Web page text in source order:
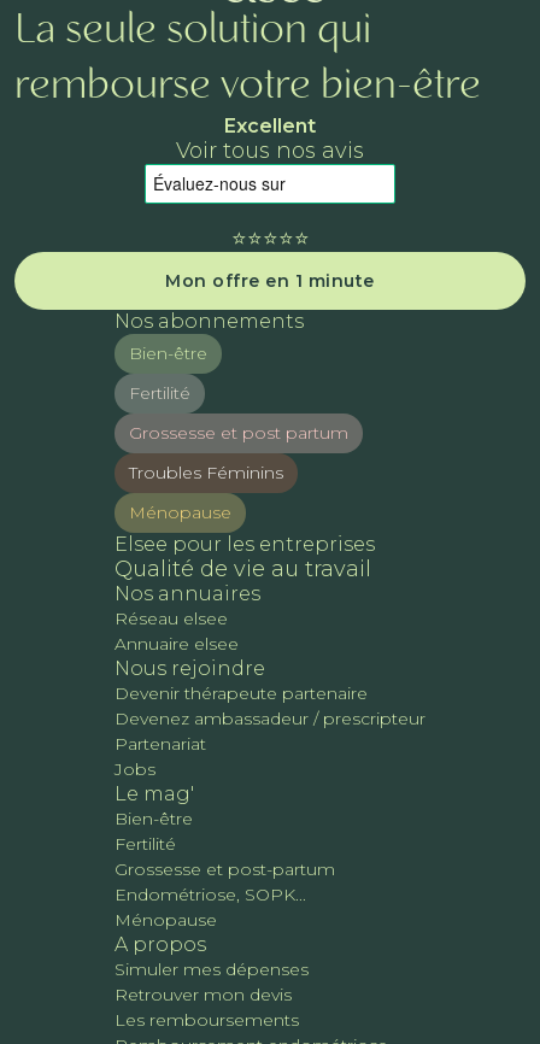
La seule solution qui
rembourse votre bien-être
Excellent
Voir tous nos avis
⭐️⭐️⭐️⭐️⭐️
Mon offre en 1 minute
Nos abonnements
Bien-être
Fertilité
Grossesse et post partum
Troubles Féminins
Ménopause
Elsee pour les entreprises
Qualité de vie au travail
Nos annuaires
Réseau elsee
Annuaire elsee
Nous rejoindre
Devenir thérapeute partenaire
Devenez ambassadeur / prescripteur
Partenariat
Jobs
Le mag'
Bien-être
Fertilité
Grossesse et post-partum
Endométriose, SOPK...
Ménopause
A propos
Simuler mes dépenses
Retrouver mon devis
Les remboursements